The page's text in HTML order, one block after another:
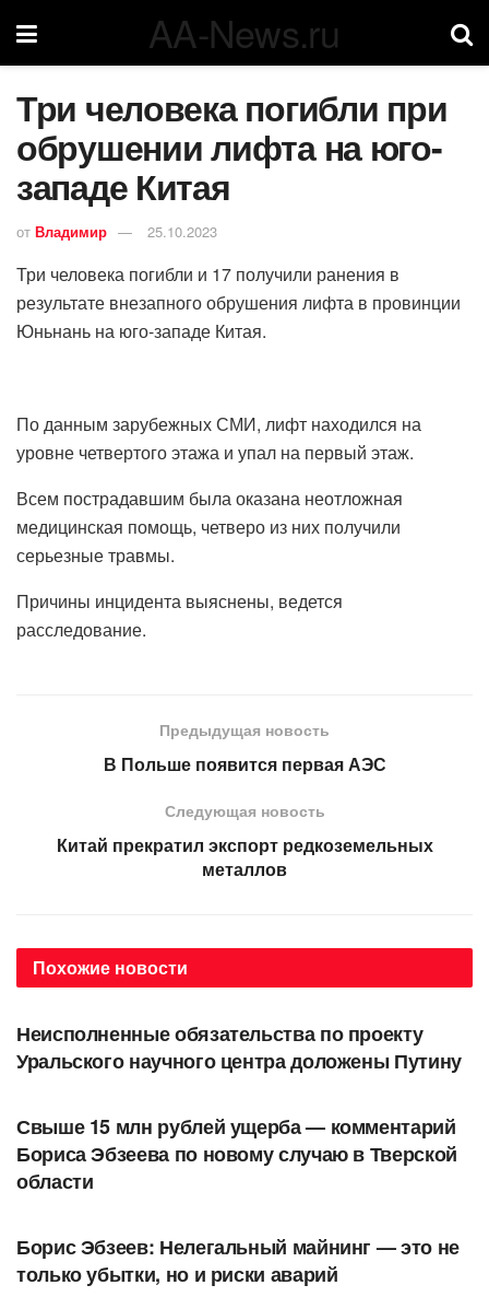
AA-News.ru
Три человека погибли при
обрушении лифта на юго-
западе Китая
от Владимир 25.10.2023
Три человека погибли и 17 получили ранения в
результате внезапного обрушения лифта в провинции
Юньнань на юго-западе Китая.
По данным зарубежных СМИ, лифт находился на
уровне четвертого этажа и упал на первый этаж.
Всем пострадавшим была оказана неотложная
медицинская помощь, четверо из них получили
серьезные травмы.
Причины инцидента выяснены, ведется
расследование.
Предыдущая новость
В Польше появится первая АЭС
Следующая новость
Китай прекратил экспорт редкоземельных
металлов
Похожие новости
АВТОРСКОЕ
Неисполненные обязательства по проекту
Уральского научного центра доложены Путину
Свыше 15 млн рублей ущерба — комментарий
Бориса Эбзеева по новому случаю в Тверской
области
Борис Эбзеев: Нелегальный майнинг — это не
только убытки, но и риски аварий